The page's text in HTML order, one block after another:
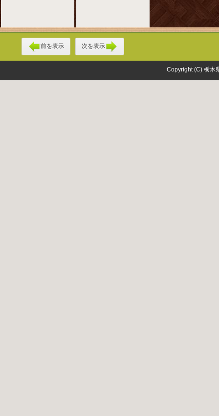
前を表示 次を表示
Copyright (C) 栃木